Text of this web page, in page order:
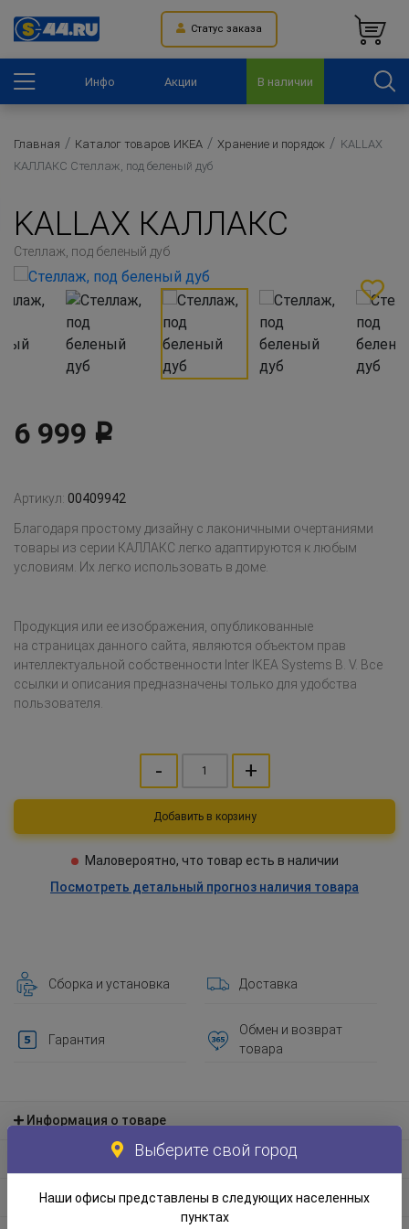
Статус заказа
Инфо Акции В наличии
Главная Каталог товаров ИКЕА Хранение и порядок
KALLAX
КАЛЛАКС Стеллаж, под беленый дуб
KALLAX КАЛЛАКС
Стеллаж, под беленый дуб
6 999 Р
Артикул: 00409942
Благодаря простому дизайну с лаконичными очертаниями
товары из серии КАЛЛАКС легко адаптируются к любым
условиям. Их легко использовать в доме.
Продукция или ее изображения, опубликованные
на страницах данного сайта, являются объектом прав
интеллектуальной собственности Inter IKEA Systems B. V. Все
ссылки и описания предназначены только для удобства
пользователя.
- +
Добавить в корзину
Маловероятно, что товар есть в наличии
Посмотреть детальный прогноз наличия товара
Сборка и установка Доставка
Гарантия
Обмен и возврат
товара
Информация о товаре
Материал и экологическая информация
Информация по упаковке
Выберите свой город
Наши офисы представлены в следующих населенных
пунктах